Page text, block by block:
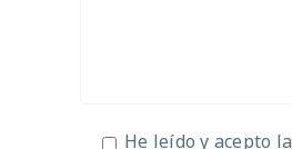
He leído y acepto la